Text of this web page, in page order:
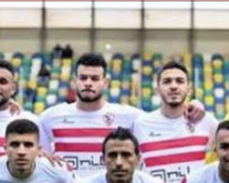
إلهام
الكاتبة إلهام شرشر تهنئ الرئيس
السيسي بعيد ميلاده وتُشيد بجهوده
في بناء الدولة